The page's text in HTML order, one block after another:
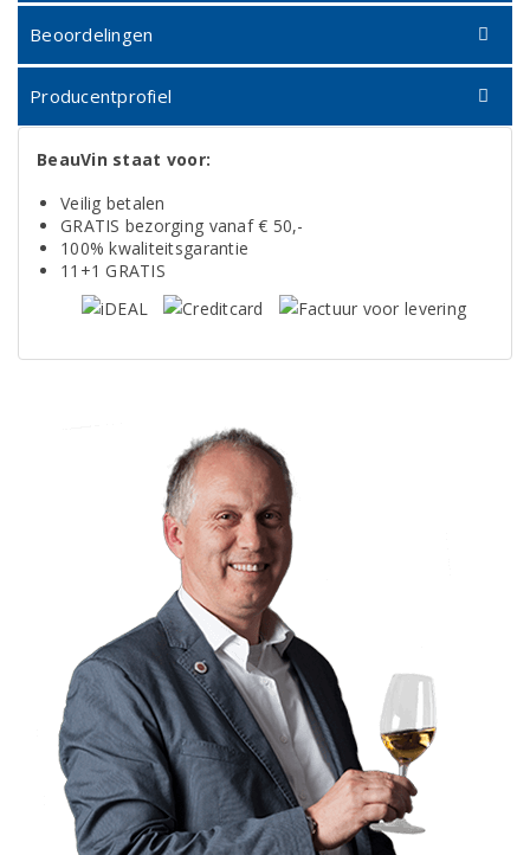
Beoordelingen
Producentprofiel
BeauVin staat voor:
Veilig betalen
GRATIS bezorging vanaf € 50,-
100% kwaliteitsgarantie
11+1 GRATIS